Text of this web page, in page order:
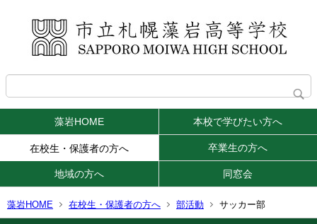
藻岩HOME 本校で学びたい方へ
在校生・保護者の方へ 卒業生の方へ
地域の方へ 同窓会
藻岩HOME 在校生・保護者の方へ 部活動 サッカー部